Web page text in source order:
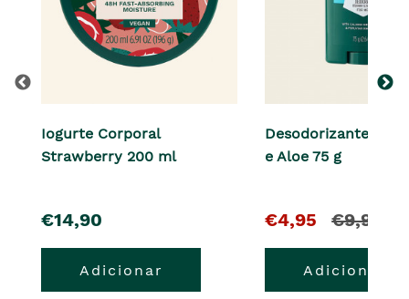
Iogurte Corporal
Strawberry 200 ml
pre�o
€14,90
Adicionar
Desodorizante
e Aloe 75 g
O
pre�o
atual
€4,95
e
o
pre�o
€9,90
Adicionar